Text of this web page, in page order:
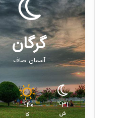
گرگان
آسمان صاف
31
℃
ش
40
℃
ی